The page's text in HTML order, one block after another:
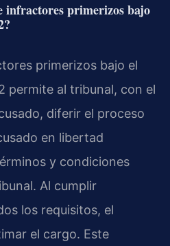
infractores primerizos bajo
primerizos bajo el
permite al tribunal, con el
diferir el proceso
en libertad
y condiciones
Al cumplir
los requisitos, el
el cargo. Este